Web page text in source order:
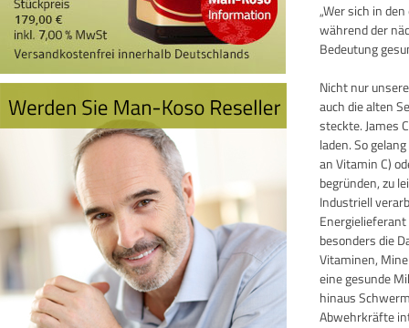
„Wer sich in
während der
Bedeutung
Nicht nur
auch die alten
steckte. James
laden. So
an Vitamin C)
begründen, zu
Industriell
besonders die
Vitaminen,
eine gesunde
hinaus
Abwehrkräfte